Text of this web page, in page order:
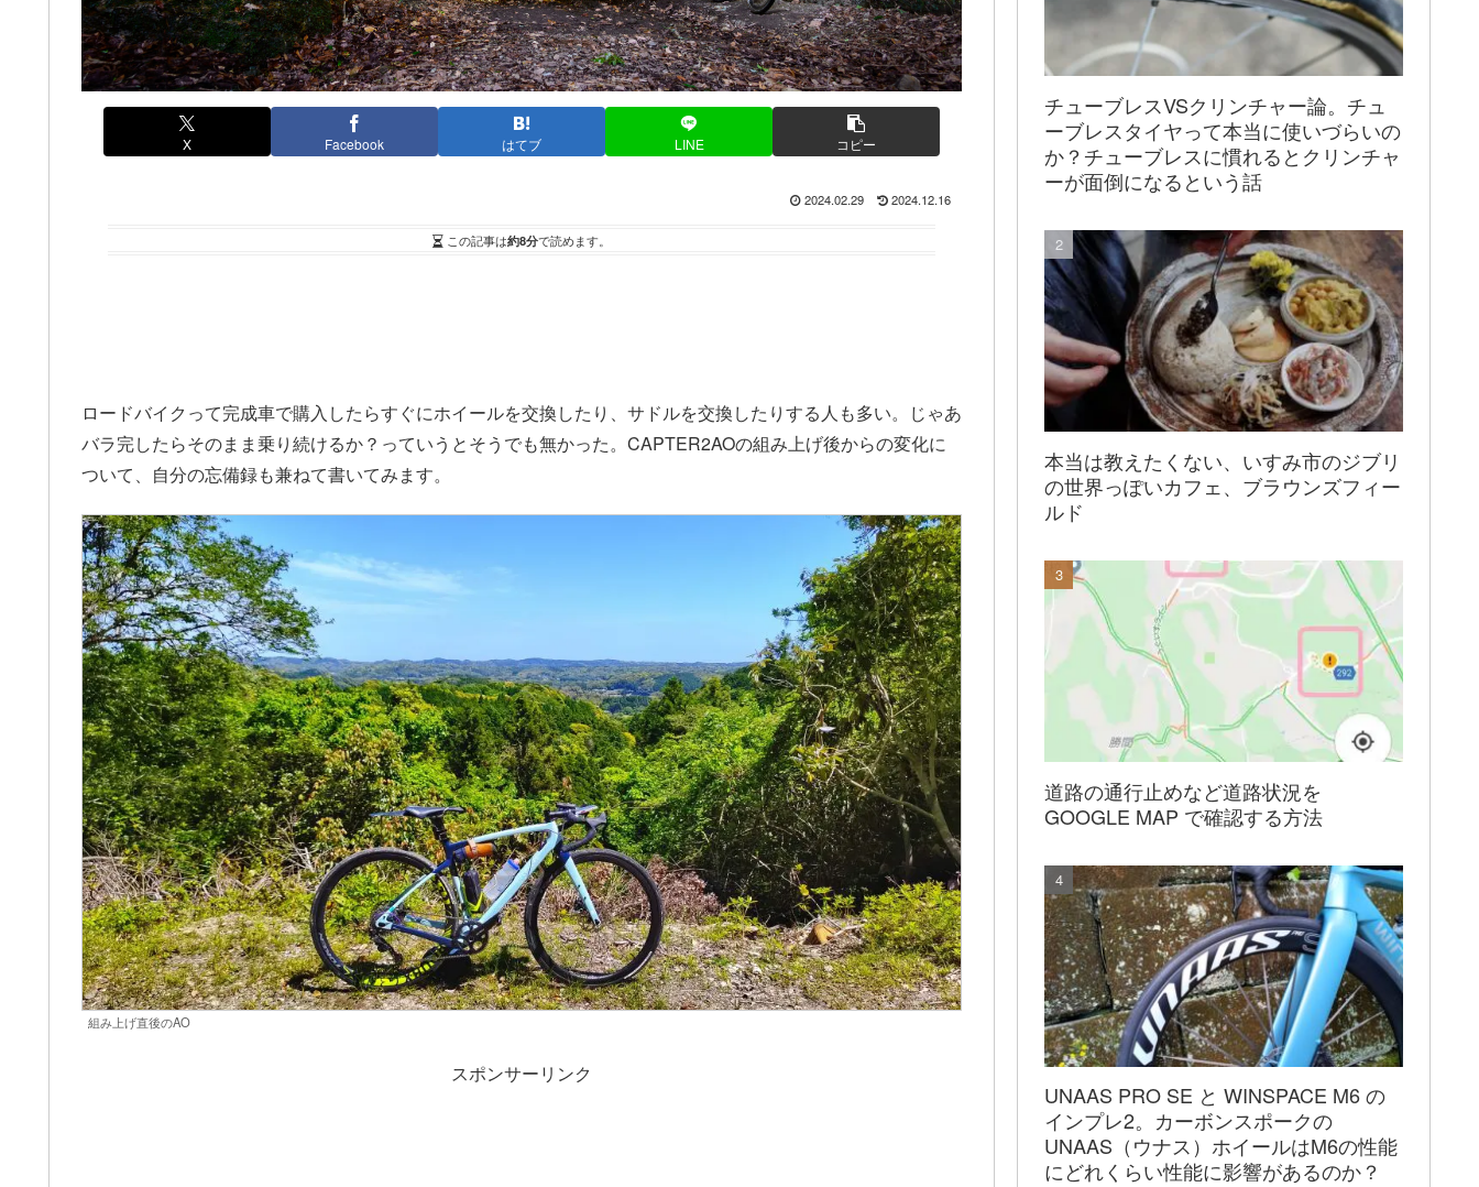
X Facebook はてブ LINE コピー
2024.02.29 2024.12.16
この記事は約8分で読めます。
ロードバイクって完成車で購入したらすぐにホイールを交換したり、サドルを交換したりする人も多い。じゃあ
バラ完したらそのまま乗り続けるか？っていうとそうでも無かった。CAPTER2AOの組み上げ後からの変化に
ついて、自分の忘備録も兼ねて書いてみます。
組み上げ直後のAO
スポンサーリンク
チューブレスVSクリンチャー論。チュ
ーブレスタイヤって本当に使いづらいの
か？チューブレスに慣れるとクリンチャ
ーが面倒になるという話
本当は教えたくない、いすみ市のジブリ
の世界っぽいカフェ、ブラウンズフィー
ルド
道路の通行止めなど道路状況を
GOOGLE MAP で確認する方法
UNAAS PRO SE と WINSPACE M6 の
インプレ2。カーボンスポークの
UNAAS（ウナス）ホイールはM6の性能
にどれくらい性能に影響があるのか？